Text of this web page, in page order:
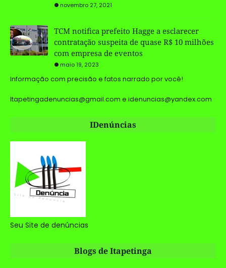
novembro 27, 2021
TCM notifica prefeito Hagge a esclarecer
contratação suspeita de quase R$ 10 milhões
com empresa de eventos
maio 19, 2023
Informação com precisão e fatos narrado por você!
Itapetingadenuncias@gmail.com e idenuncias@yandex.com
IDenúncias
Seu Site de denúncias
Blogs de Itapetinga